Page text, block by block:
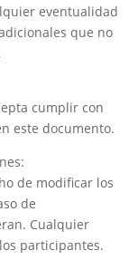
eventualidad
que no
cumplir con
este documento.
de modificar los
de
Cualquier
participantes.